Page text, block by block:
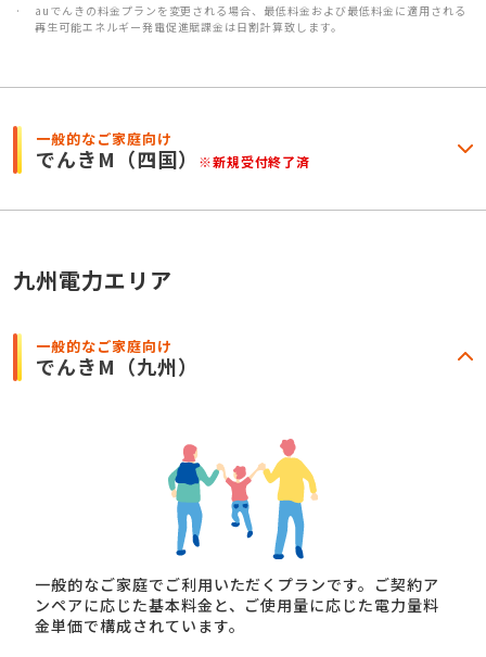
auでんきの料金プランを変更される場合、最低料金および最低料金に適用される
再生可能エネルギー発電促進賦課金は日割計算致します。
一般的なご家庭向け
でんきM （四国） ※新規受付終了済
九州電力エリア
一般的なご家庭向け
でんきM （九州）
一般的なご家庭でご利用いただくプランです。ご契約ア
ンペアに応じた基本料金と、ご使用量に応じた電力量料
金単価で構成されています。